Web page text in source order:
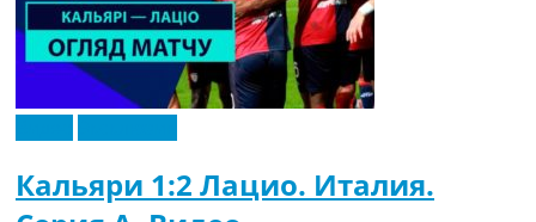
Кальяри 1:2 Лацио. Италия.